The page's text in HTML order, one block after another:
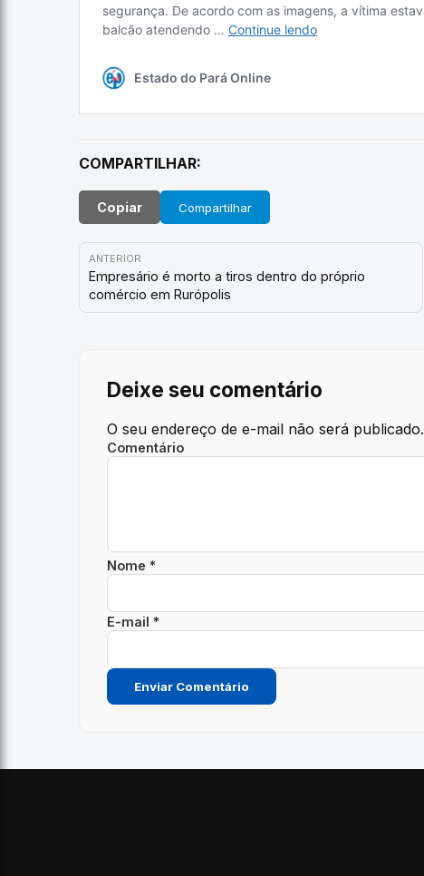
COMPARTILHAR:
Copiar Compartilhar
ANTERIOR
Empresário é morto a tiros dentro do próprio
comércio em Rurópolis
Deixe seu comentário
O seu endereço de e-mail não será publicado.
Comentário
Nome *
E-mail *